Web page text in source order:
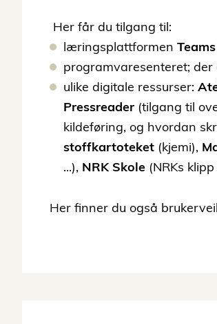
Her får du tilgang til:
læringsplattformen
programvaresenteret;
ulike digitale ressurser:
Pressreader (tilgang til
kildeføring, og hvordan
stoffkartoteket (kjemi),
...), NRK Skole (NRKs
Her finner du også